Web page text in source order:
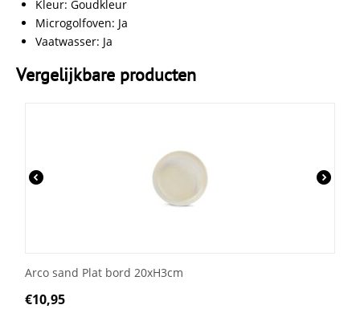
Kleur: Goudkleur
Microgolfoven: Ja
Vaatwasser: Ja
Vergelijkbare producten
Arco sand Plat bord 20xH3cm
€10,95